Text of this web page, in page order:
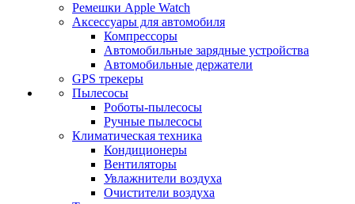
Ремешки Apple Watch
Аксессуары для автомобиля
Компрессоры
Автомобильные зарядные устройства
Автомобильные держатели
GPS трекеры
Пылесосы
Роботы-пылесосы
Ручные пылесосы
Климатическая техника
Кондиционеры
Вентиляторы
Увлажнители воздуха
Очистители воздуха